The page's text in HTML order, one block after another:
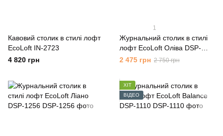
Кавовий столик в стилі лофт
EcoLoft IN-2723
4 820 грн
1
Журнальний столик в стилі
лофт EcoLoft Оліва DSP-
1259
2 475 грн 2 750 грн
ХІТ
ВІДЕО